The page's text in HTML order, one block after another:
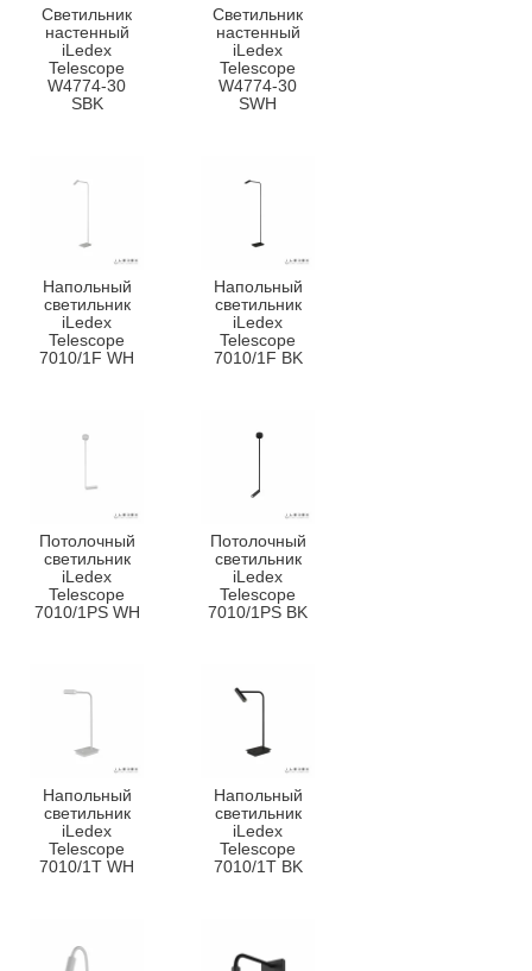
Светильник
настенный
iLedex
Telescope
W4774-30
SBK
Светильник
настенный
iLedex
Telescope
W4774-30
SWH
Напольный
светильник
iLedex
Telescope
7010/1F WH
Напольный
светильник
iLedex
Telescope
7010/1F BK
Потолочный
светильник
iLedex
Telescope
7010/1PS WH
Потолочный
светильник
iLedex
Telescope
7010/1PS BK
Напольный
светильник
iLedex
Telescope
7010/1T WH
Напольный
светильник
iLedex
Telescope
7010/1T BK